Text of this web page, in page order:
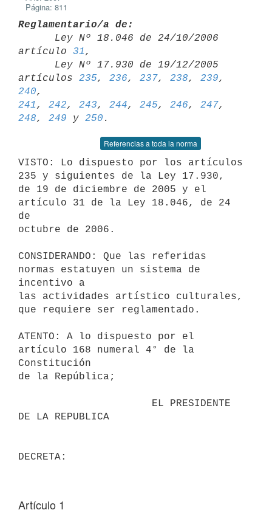
Página: 811
Reglamentario/a de:
artículo 31 ,
artículos 235, 236, 237, 238, 239
240
241 , 242, 243, 244, 245, 246, 247
248, 249 y 250
Referencias a toda la norma
VISTO: Lo dispuesto por los artículos
235 y siguientes de la Ley 17.930,
de 19 de diciembre de 2005 y el
artículo 31 de la Ley 18.046, de 24
de
octubre de 2006.
CONSIDERANDO: Que las referidas
normas estatuyen un sistema de
incentivo a
las actividades artístico culturales,
que requiere ser reglamentado.
ATENTO: A lo dispuesto por el
artículo 168 numeral 4° de la
Constitución
de la República;
DE LA REPUBLICA
Artículo 1